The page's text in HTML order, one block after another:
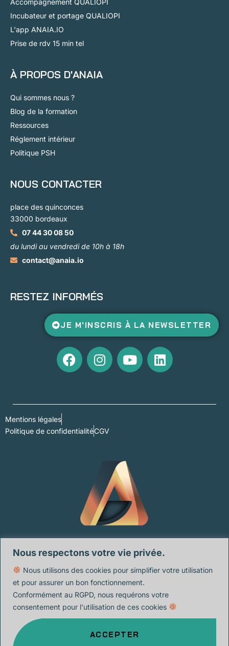
Nous respectons votre vie privée.
Nous utilisons des cookies pour simplifier votre utilisation
et pour assurer un bon fonctionnement.
Conformément au RGPD, nous requérons votre
consentement pour l'utilisation de ces cookies
ACCEPTER
Accompagnement QUALIOPI
Incubateur et portage QUALIOPI
L'app ANAIA.IO
Prise de rdv 15 min tel
À PROPOS D'ANAIA
Qui sommes nous ?
Blog de la formation
Ressources
Réglement intérieur
Politique PSH
NOUS CONTACTER
place des quinconces
33000 bordeaux
07 44 30 08 50
du lundi au vendredi de 10h à 18h
contact@anaia.io
RESTEZ INFORMÉS
JE M'INSCRIS À LA NEWSLETTER
Mentions légales
Politique de confidentialitéCGV